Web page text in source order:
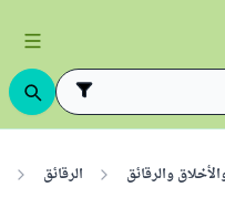
والرقائق الرقائق